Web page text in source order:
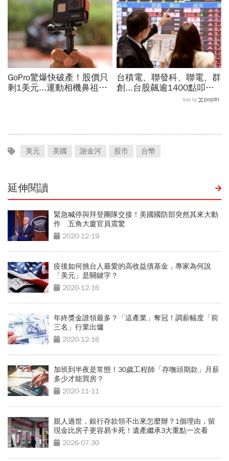
坑」
GoPro驚爆快破產！股價只
剩1美元...運動相機鼻祖為
台積電、聯發科、聯電、群
創...台股飆逾1400點叩關
45K，V型反轉來了？杜金
Ads by
美元 美國 謝金河 股市 台幣
延伸閱讀
緊急喊停與拜登團隊交接！美國國防部突然其來大動
作 五角大廈官員震驚
2020-12-19
疫後如何挑台人最愛的高收益債基金，專家為何說
「美元」是關鍵字？
2020-12-16
年終獎金誰領最多？「這產業」奪冠！調薪幅度「前
三名」行業出爐
2020-12-16
加班到半夜是常態！30歲工程師「存嘸頭期款」月薪
多少才能買房？
2020-11-11
親人過世，銀行存款領不出來怎麼辦？1個理由，留
現金比房子更容易卡死！遺產繼承3大重點一次看
2026-07-30